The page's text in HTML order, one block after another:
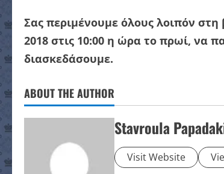
Σας περιμένουμε όλους λοιπόν
2018 στις 10:00 η ώρα το πρωί, να
διασκεδάσουμε.
ABOUT THE AUTHOR
Stavroula
Visit Website